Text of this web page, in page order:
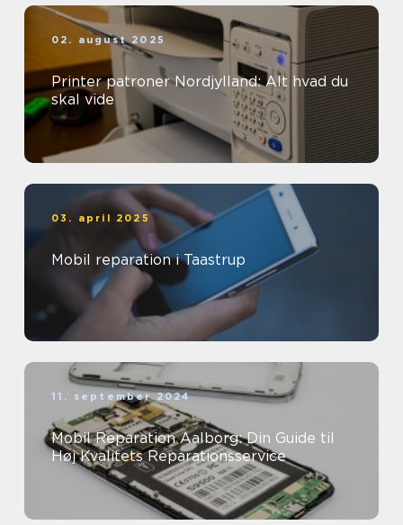
02. august 2025
Printer patroner Nordjylland: Alt hvad du
skal vide
03. april 2025
Mobil reparation i Taastrup
11. september 2024
Mobil Reparation Aalborg: Din Guide til
Høj Kvalitets Reparationsservice